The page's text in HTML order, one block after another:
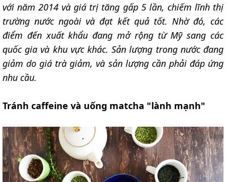
với năm 2014 và giá trị tăng gấp 5 lần, chiếm lĩnh thị
trường nước ngoài và đạt kết quả tốt. Nhờ đó, các
điểm đến xuất khẩu đang mở rộng từ Mỹ sang các
quốc gia và khu vực khác. Sản lượng trong nước đang
giảm do giá trà giảm, và sản lượng cần phải đáp ứng
nhu cầu.
Tránh caffeine và uống matcha "lành mạnh"